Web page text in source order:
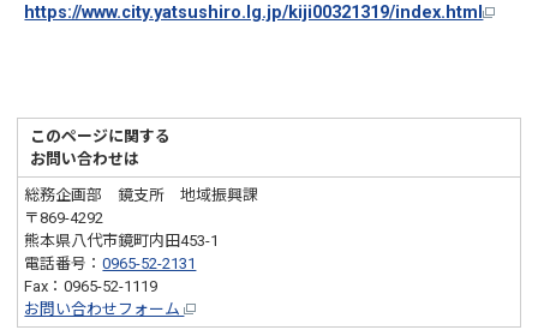
https://www.city.yatsushiro.lg.jp/kiji00321319/index.html
このページに関する
お問い合わせは
総務企画部 鏡支所 地域振興課
〒869-4292
熊本県八代市鏡町内田453-1
電話番号：0965-52-2131
Fax：0965-52-1119
お問い合わせフォーム